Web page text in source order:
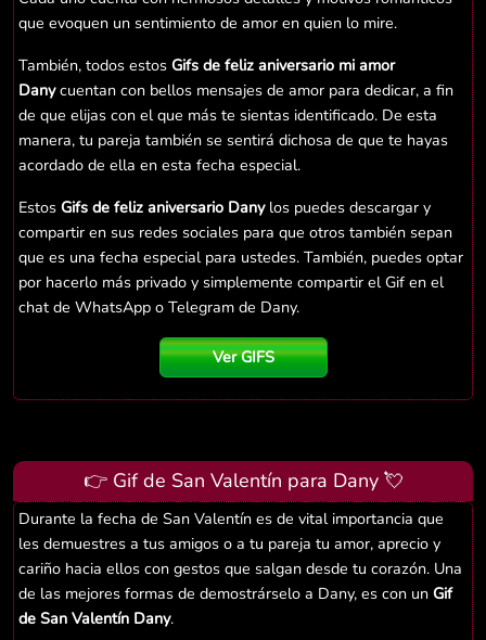
que evoquen un sentimiento de amor en quien lo mire.
También, todos estos Gifs de feliz aniversario mi amor
Danycuentan con bellos mensajes de amor para dedicar, a fin
de que elijas con el que más te sientas identificado. De esta
manera, tu pareja también se sentirá dichosa de que te hayas
acordado de ella en esta fecha especial.
Estos Gifs de feliz aniversario Danylos puedes descargar y
compartir en sus redes sociales para que otros también sepan
que es una fecha especial para ustedes. También, puedes optar
por hacerlo más privado y simplemente compartir el Gif en el
chat de WhatsApp o Telegram de Dany.
Ver GIFS
👉 Gif de San Valentín para Dany 💘
Durante la fecha de San Valentín es de vital importancia que
les demuestres a tus amigos o a tu pareja tu amor, aprecio y
cariño hacia ellos con gestos que salgan desde tu corazón. Una
de las mejores formas de demostrárselo a Dany, es con un Gif
de San Valentín Dany.